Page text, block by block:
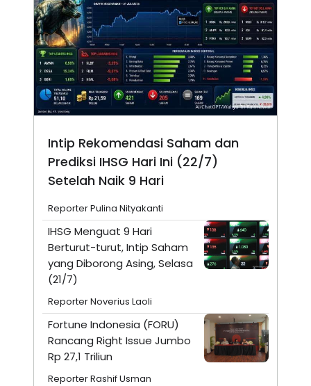
Intip Rekomendasi Saham dan
Prediksi IHSG Hari Ini (22/7)
Setelah Naik 9 Hari
Reporter Pulina Nityakanti
IHSG Menguat 9 Hari
Berturut-turut, Intip Saham
yang Diborong Asing, Selasa
(21/7)
Reporter Noverius Laoli
Fortune Indonesia (FORU)
Rancang Right Issue Jumbo
Rp 27,1 Triliun
Reporter Rashif Usman